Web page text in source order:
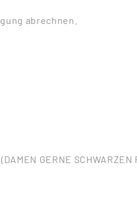
abrechnen.
GERNE SCHWARZEN